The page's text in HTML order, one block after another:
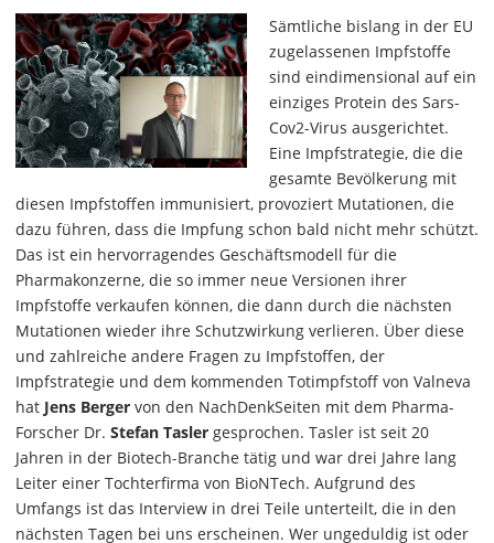
Sämtliche bislang in der EU
zugelassenen Impfstoffe
sind eindimensional auf ein
einziges Protein des Sars-
Cov2-Virus ausgerichtet.
Eine Impfstrategie, die die
gesamte Bevölkerung mit
diesen Impfstoffen immunisiert, provoziert Mutationen, die
dazu führen, dass die Impfung schon bald nicht mehr schützt.
Das ist ein hervorragendes Geschäftsmodell für die
Pharmakonzerne, die so immer neue Versionen ihrer
Impfstoffe verkaufen können, die dann durch die nächsten
Mutationen wieder ihre Schutzwirkung verlieren. Über diese
und zahlreiche andere Fragen zu Impfstoffen, der
Impfstrategie und dem kommenden Totimpfstoff von Valneva
hat Jens Berger von den NachDenkSeiten mit dem Pharma-
Forscher Dr. Stefan Tasler gesprochen. Tasler ist seit 20
Jahren in der Biotech-Branche tätig und war drei Jahre lang
Leiter einer Tochterfirma von BioNTech. Aufgrund des
Umfangs ist das Interview in drei Teile unterteilt, die in den
nächsten Tagen bei uns erscheinen. Wer ungeduldig ist oder